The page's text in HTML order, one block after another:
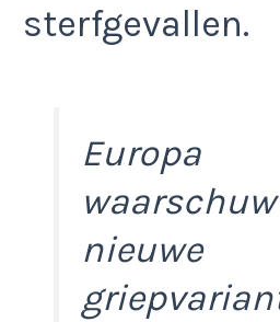
sterfgevallen.
Europa
nieuwe